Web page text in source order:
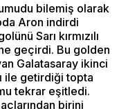
bilemiş olarak
Aron indirdi
Sarı kırmızılı
geçirdi. Bu golden
Galatasaray ikinci
ile getirdiği topta
tekrar eşitledi.
birini